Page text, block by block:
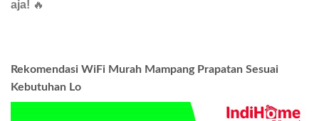
aja! 🔥
Rekomendasi WiFi Murah Mampang Prapatan Sesuai
Kebutuhan Lo